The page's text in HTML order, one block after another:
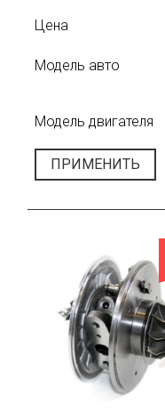
Цена
Модель авто
Модель двигателя
ПРИМЕНИТЬ